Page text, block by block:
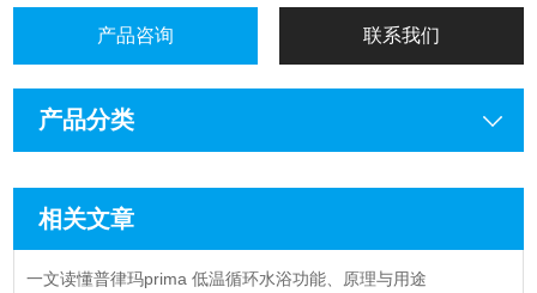
产品咨询 联系我们
产品分类
相关文章
一文读懂普律玛prima 低温循环水浴功能、原理与用途